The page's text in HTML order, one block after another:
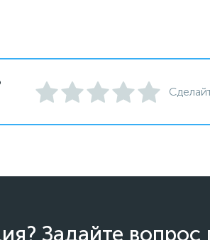
Задайте вопрос